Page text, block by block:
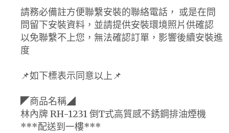
請務必備註方便聯繫安裝的聯絡電話， 或是在問
問留下安裝資料，並請提供安裝環境照片供確認
以免聯繫不上您，無法確認訂單，影響後續安裝進
度
📌如下標表示同意以上📌
◤商品名稱◢
林內牌 RH-1231 倒T式高質感不銹鋼排油煙機
***配送到一樓***